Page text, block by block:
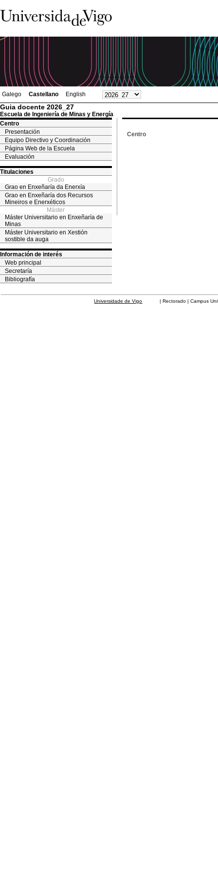
Galego Castellano English
Guia docente 2026_27
Escuela de Ingeniería de Minas y Energía
Centro
Presentación
Equipo Directivo y Coordinación
Página Web de la Escuela
Evaluación
Titulaciones
Grado
Grao en Enxeñaría da Enerxía
Grao en Enxeñaría dos Recursos
Mineiros e Enerxéticos
Máster
Máster Universitario en Enxeñaría de
Minas
Máster Universitario en Xestión
sostible da auga
Información de interés
Web principal
Secretaría
Bibliografía
Centro
Universidade de Vigo | Rectorado | Campus